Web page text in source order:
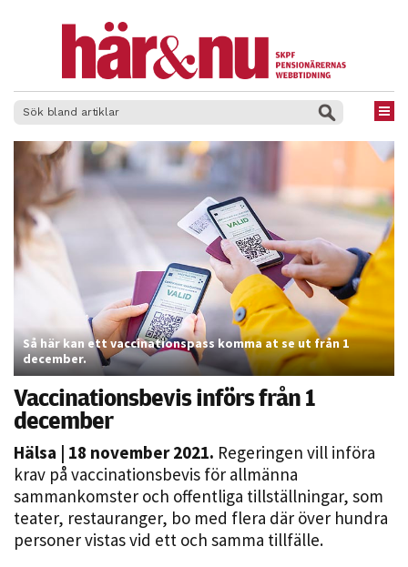
Så här kan ett vaccinationspass komma at se ut från 1
december.
Vaccinationsbevis införs från 1
december
Hälsa | 18 november 2021. Regeringen vill införa
krav på vaccinationsbevis för allmänna
sammankomster och offentliga tillställningar, som
teater, restauranger, bo med flera där över hundra
personer vistas vid ett och samma tillfälle.